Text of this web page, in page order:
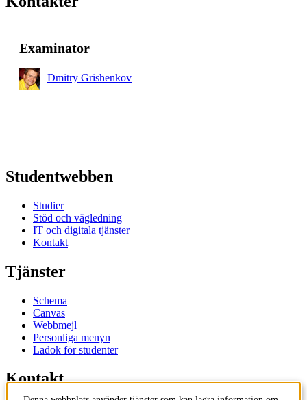
Examinator
Dmitry Grishenkov
Studentwebben
Studier
Stöd och vägledning
IT och digitala tjänster
Kontakt
Tjänster
Schema
Canvas
Webbmejl
Personliga menyn
Ladok för studenter
Kontakt